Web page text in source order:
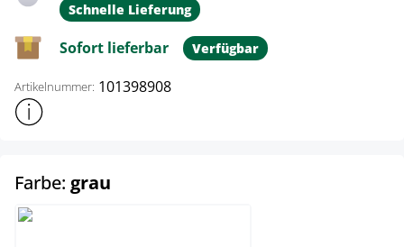
Schnelle Lieferung
Sofort lieferbar Verfügbar
Artikelnummer: 101398908
Weitere Produktinformationen anzeigen
Farbe: grau